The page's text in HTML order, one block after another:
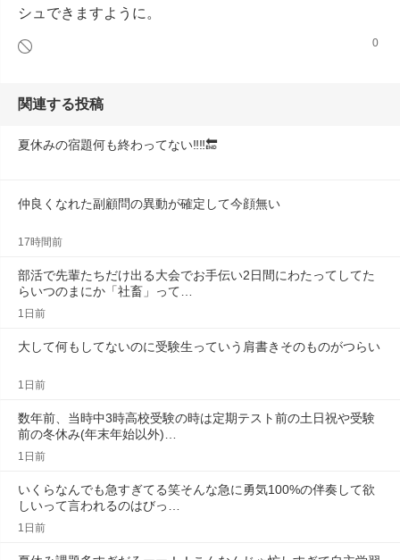
シュできますように。
0
関連する投稿
夏休みの宿題何も終わってない‼️‼️🔚
仲良くなれた副顧問の異動が確定して今顔無い
17時間前
部活で先輩たちだけ出る大会でお手伝い2日間にわたってしてた
らいつのまにか「社畜」って…
1日前
大して何もしてないのに受験生っていう肩書きそのものがつらい
1日前
数年前、当時中3時高校受験の時は定期テスト前の土日祝や受験
前の冬休み(年末年始以外)…
1日前
いくらなんでも急すぎてる笑そんな急に勇気100%の伴奏して欲
しいって言われるのはびっ…
1日前